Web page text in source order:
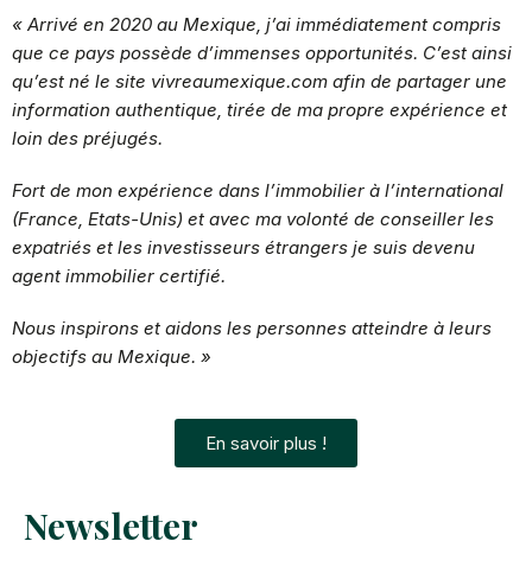
« Arrivé en 2020 au Mexique, j’ai immédiatement compris
que ce pays possède d’immenses opportunités. C’est ainsi
qu’est né le site vivreaumexique.com afin de partager une
information authentique, tirée de ma propre expérience et
loin des préjugés.
Fort de mon expérience dans l’immobilier à l’international
(France, Etats-Unis) et avec ma volonté de conseiller les
expatriés et les investisseurs étrangers je suis devenu
agent immobilier certifié.
Nous inspirons et aidons les personnes atteindre à leurs
objectifs au Mexique. »
En savoir plus !
Newsletter